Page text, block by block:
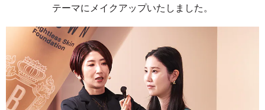
テーマにメイクアップいたしました。